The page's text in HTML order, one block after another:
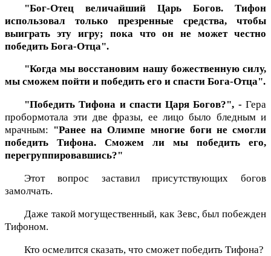
"Бог-Отец величайший Царь Богов. Тифон
использовал только презренные средства, чтобы
выиграть эту игру; пока что он не может честно
победить Бога-Отца".
"Когда мы восстановим нашу божественную силу,
мы сможем пойти и победить его и спасти Бога-Отца".
"Победить Тифона и спасти Царя Богов?", - Гера
пробормотала эти две фразы, ее лицо было бледным и
мрачным: "Ранее на Олимпе многие боги не смогли
победить Тифона. Сможем ли мы победить его,
перегруппировавшись?"
Этот вопрос заставил присутствующих богов
замолчать.
Даже такой могущественный, как Зевс, был побежден
Тифоном.
Кто осмелится сказать, что сможет победить Тифона?